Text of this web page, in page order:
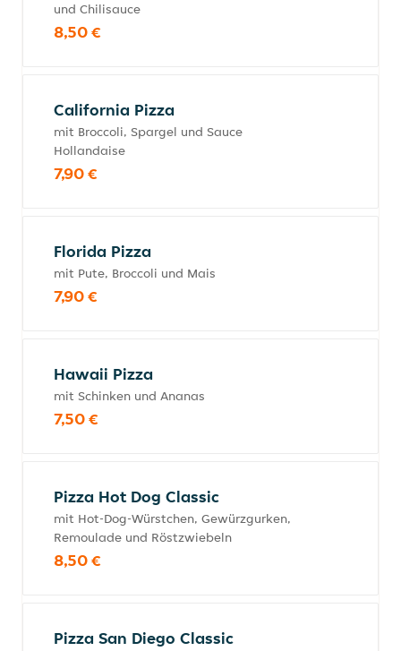
und Chilisauce
8,50 €
California Pizza
mit Broccoli, Spargel und Sauce
Hollandaise
7,90 €
Florida Pizza
mit Pute, Broccoli und Mais
7,90 €
Hawaii Pizza
mit Schinken und Ananas
7,50 €
Pizza Hot Dog Classic
mit Hot-Dog-Würstchen, Gewürzgurken,
Remoulade und Röstzwiebeln
8,50 €
Pizza San Diego Classic